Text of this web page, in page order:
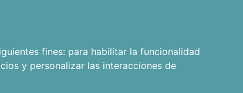
fines: para habilitar la funcionalidad
y personalizar las interacciones de